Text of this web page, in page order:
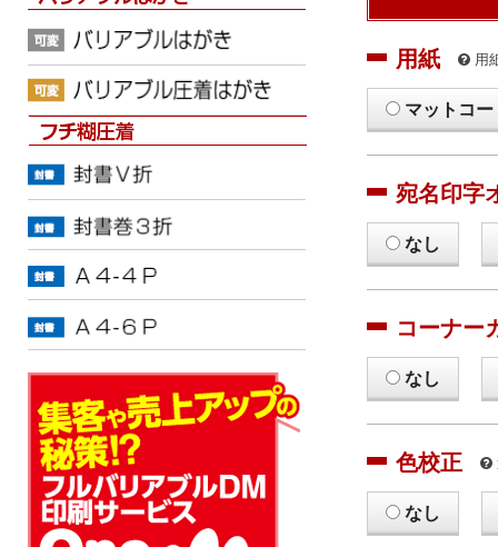
用紙 用
マットコー
宛名印字
なし
コーナー
なし
色校正
なし